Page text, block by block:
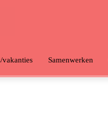
vakanties Samenwerken